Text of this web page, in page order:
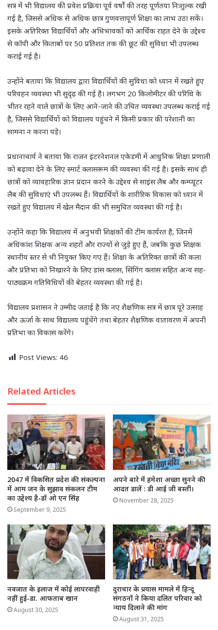
सत्र में भी विद्यालय की प्रवेश प्रक्रिया पूर्व वर्षों की तरह पूर्णतया निःशुल्क रखी
गई है, जिससे अधिक से अधिक छात्र गुणवत्तापूर्ण शिक्षा का लाभ उठा सकें।
इसके अतिरिक्त विद्यार्थियों और अभिभावकों को आर्थिक राहत देने के उद्देश्य
से कॉपी और किताबों पर 50 प्रतिशत तक की छूट की सुविधा भी उपलब्ध
कराई गई है।
उन्होंने बताया कि विद्यालय द्वारा विद्यार्थियों की सुविधा को ध्यान में रखते हुए
परिवहन व्यवस्था भी सुदृढ़ की गई है। लगभग 20 किलोमीटर की परिधि के
भीतर रहने वाले छात्रों के लिए आने-जाने की उचित व्यवस्था उपलब्ध कराई गई
है, जिससे विद्यार्थियों को विद्यालय पहुंचने में किसी प्रकार की परेशानी का
सामना न करना पड़े।
प्रधानाचार्य ने बताया कि राजन इंटरनेशनल एकेडमी में आधुनिक शिक्षा प्रणाली
को बढ़ावा देने के लिए स्मार्ट क्लासरूम की व्यवस्था की गई है। इसके साथ ही
छात्रों को व्यावहारिक ज्ञान प्रदान करने के उद्देश्य से साइंस लैब और कम्प्यूटर
लैब की सुविधाएं भी उपलब्ध हैं। विद्यार्थियों के शारीरिक विकास को ध्यान में
रखते हुए विद्यालय में खेल मैदान की भी समुचित व्यवस्था की गई है।
उन्होंने कहा कि विद्यालय में अनुभवी शिक्षकों की टीम कार्यरत है, जिनमें
अधिकांश शिक्षक अन्य शहरों और राज्यों से जुड़े हुए हैं, जबकि कुछ शिक्षक
स्थानीय स्तर से भी नियुक्त किए गए हैं। शिक्षा के अतिरिक्त छात्रों की कला
और प्रतिभा को निखारने के लिए डांस क्लास, सिंगिंग क्लास सहित अन्य सह-
पाठ्यक्रम गतिविधियों की बेहतर व्यवस्था की गई है।
विद्यालय प्रशासन ने उम्मीद जताई है कि नए शैक्षणिक सत्र में छात्र पूरे उत्साह
और ऊर्जा के साथ विद्यालय पहुंचेंगे तथा बेहतर शैक्षणिक वातावरण में अपनी
प्रतिभा का विकास करेंगे।
Post Views: 46
Related Articles
2047 में विकसित प्रदेश की संकल्पना
में आम जन के सुझाव संकलन टीम
का उद्देश्य है-डॉ ओ एन सिंह
September 9, 2025
अपने बारे में हमेशा अच्छा सुनने की
आदत डालें : डी आई जी बस्ती।
November 28, 2025
नवजात के इलाज में कोई लापरवाही
नहीं हुई-डा. आफताब खान
August 30, 2025
दुराचार के प्रयास मामले में हिन्दू
संगठनों ने किया दलित परिवार को
न्याय दिलाने की मांग
August 31, 2025